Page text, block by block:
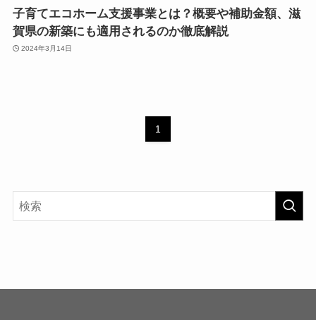
子育てエコホーム支援事業とは？概要や補助金額、滋
賀県の新築にも適用されるのか徹底解説
2024年3月14日
1